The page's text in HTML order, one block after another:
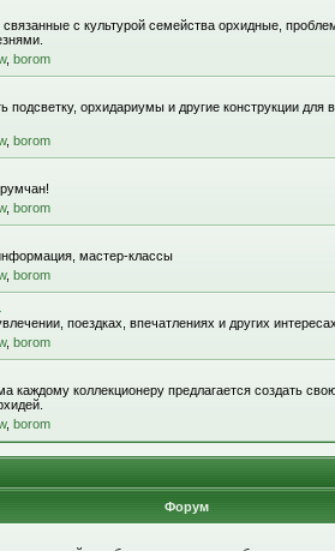
с культурой семейства орхидные,
, borom
подсветку, орхидариумы и другие конструкции
, borom
, borom
мастер-классы
, borom
поездках, впечатлениях и других
, borom
каждому коллекционеру предлагается создать
, borom
Форум